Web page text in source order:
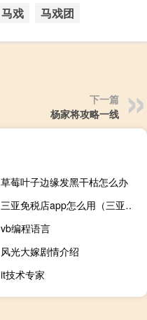
马戏 马戏团
下一篇
杨家将攻略一线
草莓叶子边缘发黑干枯怎么办
三亚免税店app怎么用（三亚免税店app叫什么）
vb编程语言
风光大嫁剧情介绍
it技术专家